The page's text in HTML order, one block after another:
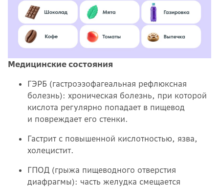
Медицинские состояния
ГЭРБ (гастроэзофагеальная рефлюксная
болезнь): хроническая болезнь, при которой
кислота регулярно попадает в пищевод
и повреждает его стенки.
Гастрит с повышенной кислотностью, язва,
холецистит.
ГПОД (грыжа пищеводного отверстия
диафрагмы): часть желудка смещается